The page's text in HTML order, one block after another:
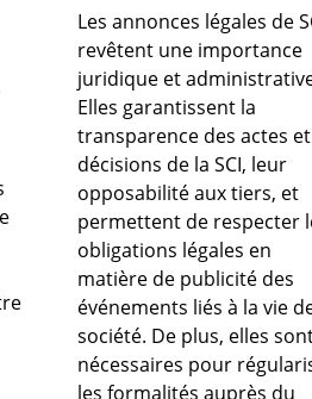
Les annonces légales de
revêtent une importance
juridique et
Elles garantissent la
transparence des actes et
décisions de la SCI, leur
opposabilité aux tiers, et
permettent de respecter
obligations légales en
matière de publicité des
événements liés à la vie
société. De plus, elles
nécessaires pour
les formalités auprès du